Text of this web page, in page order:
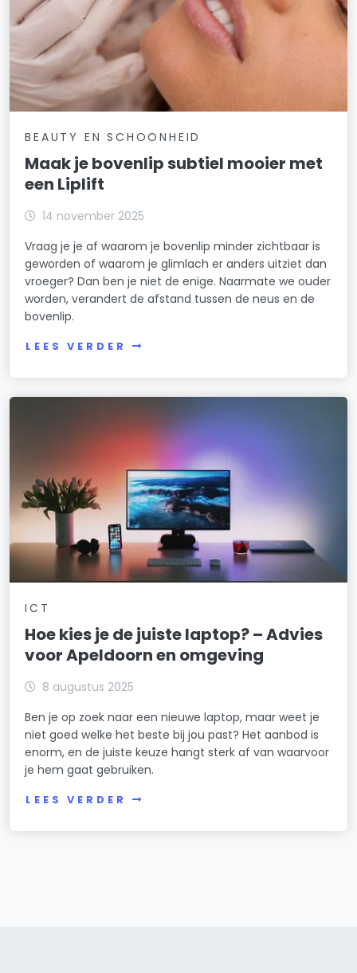
BEAUTY EN SCHOONHEID
Maak je bovenlip subtiel mooier met
een Liplift
14 november 2025
Vraag je je af waarom je bovenlip minder zichtbaar is
geworden of waarom je glimlach er anders uitziet dan
vroeger? Dan ben je niet de enige. Naarmate we ouder
worden, verandert de afstand tussen de neus en de
bovenlip.
LEES VERDER
ICT
Hoe kies je de juiste laptop? – Advies
voor Apeldoorn en omgeving
8 augustus 2025
Ben je op zoek naar een nieuwe laptop, maar weet je
niet goed welke het beste bij jou past? Het aanbod is
enorm, en de juiste keuze hangt sterk af van waarvoor
je hem gaat gebruiken.
LEES VERDER